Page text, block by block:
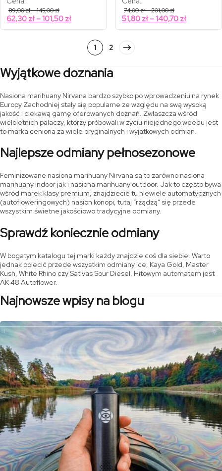
89,00zł–145,00złZakres
cen:
od
89,00 zł
62,30 zł – 101,50 złZakres
cen:
62,30 zł
74,00zł–201,00złZakres
cen:
od
74,00 zł
51,80 zł – 140,70 złZakres
cen:
1 2
Wyjątkowe doznania
Nasiona marihuany Nirvana bardzo szybko po wprowadzeniu na rynek
Europy Zachodniej stały się popularne ze względu na swą wysoką
jakość i ciekawą gamę oferowanych doznań. Zwłaszcza wśród
wieloletnich palaczy, którzy próbowali w życiu niejednego weedu jest
to marka ceniona za wiele oryginalnych i wyjątkowych odmian.
Najlepsze odmiany pełnosezonowe
Feminizowane nasiona marihuany Nirvana są to zarówno nasiona
marihuany indoor jak i nasiona marihuany outdoor. Jak to często bywa
wśród marek klasy premium, znajdziecie tu niewiele automatycznych
(autofloweringowych) nasion konopi, tutaj “rządzą” się przede
wszystkim świetne jakościowo tradycyjne odmiany.
Sprawdź koniecznie odmiany
W bogatym katalogu tej marki każdy znajdzie coś dla siebie. Warto
jednak polecić przede wszystkim odmiany Ice, Kaya Gold, Master
Kush, White Rhino czy Sativas Sour Diesel. Hitowym automatem jest
AK 48 Autoflower.
Najnowsze wpisy na blogu